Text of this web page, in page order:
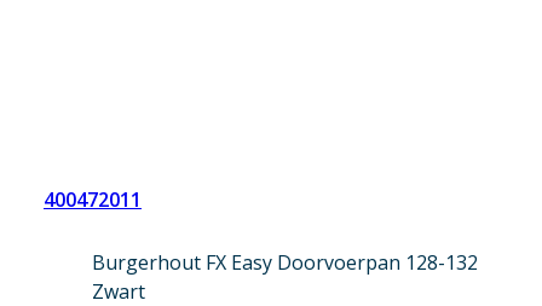
400472011
Burgerhout FX Easy Doorvoerpan 128-132
Zwart